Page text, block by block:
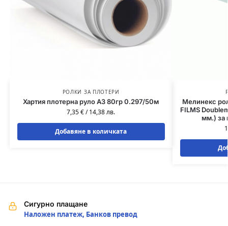
РОЛКИ ЗА ПЛОТЕРИ
Хартия плотерна руло A3 80гр 0.297/50м
7,35€/14,38лв.
Добавяне в количката
Мелинекс
FILMS
мм.) за
Сигурно плащане
Наложен платеж, Банков превод